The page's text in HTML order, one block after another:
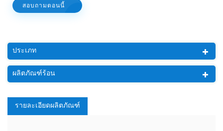
สอบถามตอนนี้
ประเภท
ผลิตภัณฑ์ร้อน
รายละเอียดผลิตภัณฑ์